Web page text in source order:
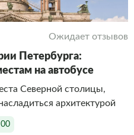
Ожидает отзывов
Петербурга:
на автобусе
Северной столицы,
архитектурой